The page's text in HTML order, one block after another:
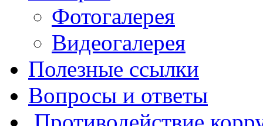
Фотогалерея
Видеогалерея
Полезные ссылки
Вопросы и ответы